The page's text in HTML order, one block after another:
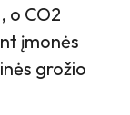
o CO2
įmonės
grožio